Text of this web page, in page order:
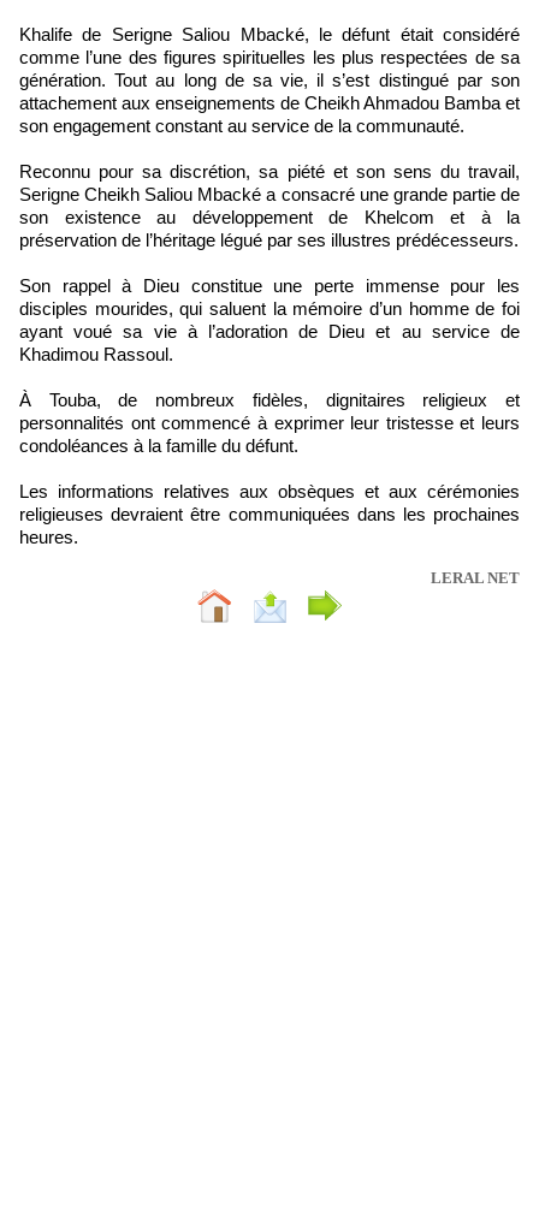
Khalife de Serigne Saliou Mbacké, le défunt était considéré
comme l’une des figures spirituelles les plus respectées de sa
génération. Tout au long de sa vie, il s’est distingué par son
attachement aux enseignements de Cheikh Ahmadou Bamba et
son engagement constant au service de la communauté.
Reconnu pour sa discrétion, sa piété et son sens du travail,
Serigne Cheikh Saliou Mbacké a consacré une grande partie de
son existence au développement de Khelcom et à la
préservation de l’héritage légué par ses illustres prédécesseurs.
Son rappel à Dieu constitue une perte immense pour les
disciples mourides, qui saluent la mémoire d’un homme de foi
ayant voué sa vie à l’adoration de Dieu et au service de
Khadimou Rassoul.
À Touba, de nombreux fidèles, dignitaires religieux et
personnalités ont commencé à exprimer leur tristesse et leurs
condoléances à la famille du défunt.
Les informations relatives aux obsèques et aux cérémonies
religieuses devraient être communiquées dans les prochaines
heures.
LERAL NET